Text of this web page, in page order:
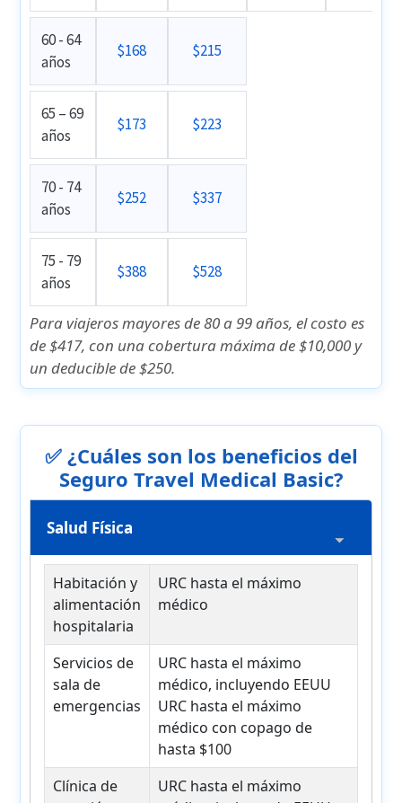
60 - 64
años
$168 $215
65 – 69
años
$173 $223
70 - 74
años
$252 $337
75 - 79
años
$388 $528
Para viajeros mayores de 80 a 99 años, el costo es
de$417, con una cobertura máxima de $10,000 y
un deducible de $250.
✅ ¿Cuáles son los beneficios del
Seguro Travel Medical Basic?
Salud Física
Habitación y
alimentación
hospitalaria
URC hasta el máximo
médico
Servicios de
sala de
emergencias
URC hasta el máximo
médico, incluyendo EEUU
URC hasta el máximo
médico con copago de
hasta $100
Clínica de
URC hasta el máximo